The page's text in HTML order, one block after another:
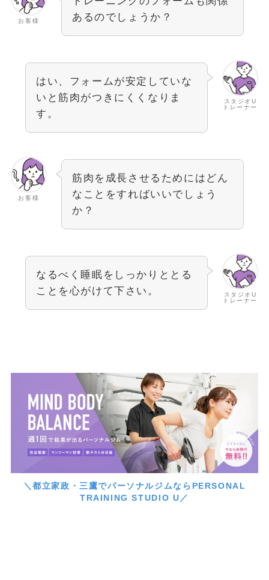
お客様
あるのでしょうか？
スタジオU
トレーナー
はい、フォームが安定していな
いと筋肉がつきにくくなりま
す。
お客様
筋肉を成長させるためにはどん
なことをすればいいでしょう
か？
スタジオU
トレーナー
なるべく睡眠をしっかりととる
ことを心がけて下さい。
＼都立家政・三鷹でパーソナルジムならPERSONAL
TRAINING STUDIO U／